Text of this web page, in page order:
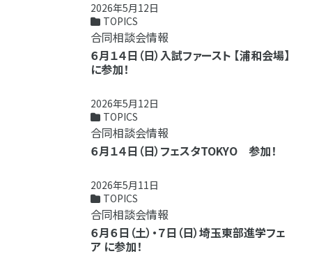
2026年5月12日
TOPICS
合同相談会情報
６月１４日（日）入試ファースト 【浦和会場】
に参加！
2026年5月12日
TOPICS
合同相談会情報
６月１４日（日）フェスタTOKYO 参加！
2026年5月11日
TOPICS
合同相談会情報
６月６日（土）・７日（日）埼玉東部進学フェ
ア に参加！